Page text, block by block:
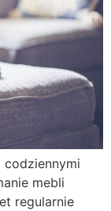
codziennymi
mebli
regularnie